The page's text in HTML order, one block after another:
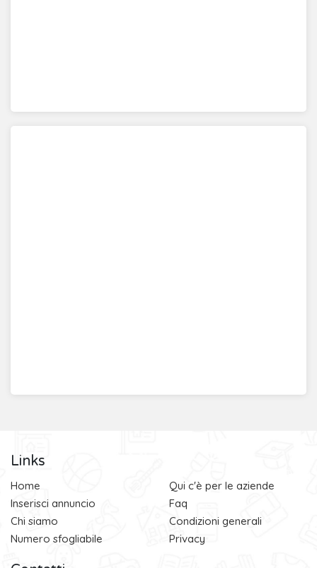
Links
Home
Inserisci annuncio
Chi siamo
Numero sfogliabile
Qui c'è per le aziende
Faq
Condizioni generali
Privacy